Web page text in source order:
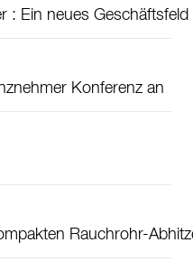
: Ein neues
Konferenz an
Rauchrohr-